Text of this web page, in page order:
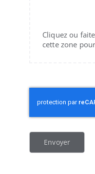
Cliquez ou
cette zone
Envoyer